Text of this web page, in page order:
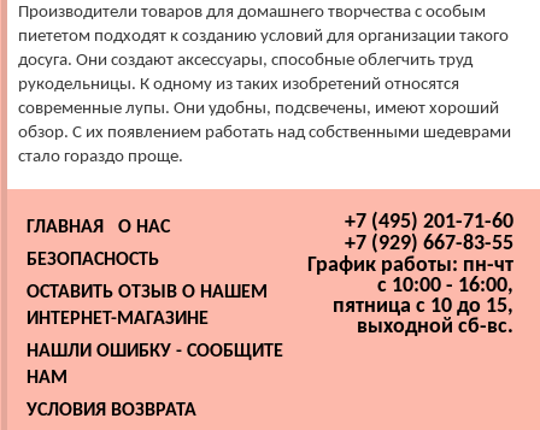
Производители товаров для домашнего творчества с особым
пиететом подходят к созданию условий для организации такого
досуга. Они создают аксессуары, способные облегчить труд
рукодельницы. К одному из таких изобретений относятся
современные лупы. Они удобны, подсвечены, имеют хороший
обзор. С их появлением работать над собственными шедеврами
стало гораздо проще.
+7 (495) 201-71-60
+7 (929) 667-83-55
График работы: пн-чт
с 10:00 - 16:00,
пятница с 10 до 15,
выходной сб-вс.
ГЛАВНАЯ
О НАС
БЕЗОПАСНОСТЬ
ОСТАВИТЬ ОТЗЫВ О НАШЕМ
ИНТЕРНЕТ-МАГАЗИНЕ
НАШЛИ ОШИБКУ - СООБЩИТЕ
НАМ
УСЛОВИЯ ВОЗВРАТА